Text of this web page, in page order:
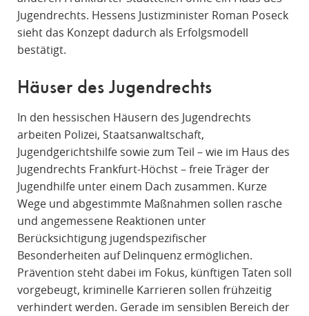
Jugendrechts. Hessens Justizminister Roman Poseck
sieht das Konzept dadurch als Erfolgsmodell
bestätigt.
Häuser des Jugendrechts
In den hessischen Häusern des Jugendrechts
arbeiten Polizei, Staatsanwaltschaft,
Jugendgerichtshilfe sowie zum Teil – wie im Haus des
Jugendrechts Frankfurt-Höchst – freie Träger der
Jugendhilfe unter einem Dach zusammen. Kurze
Wege und abgestimmte Maßnahmen sollen rasche
und angemessene Reaktionen unter
Berücksichtigung jugendspezifischer
Besonderheiten auf Delinquenz ermöglichen.
Prävention steht dabei im Fokus, künftigen Taten soll
vorgebeugt, kriminelle Karrieren sollen frühzeitig
verhindert werden. Gerade im sensiblen Bereich der